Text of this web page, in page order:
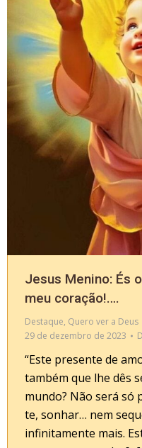
Jesus Menino: És
meu coração!….
Destaque, Quero ver a Deus
29 de dezembro de 2023
“Este presente de
também que lhe dês
mundo? Não será só
te, sonhar… nem
infinitamente mais.